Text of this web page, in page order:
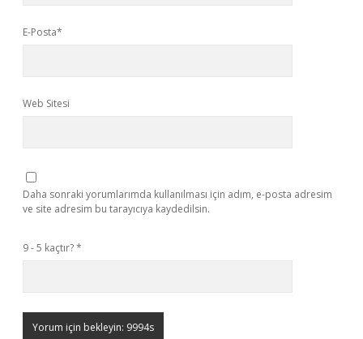
E-Posta*
Web Sitesi
Daha sonraki yorumlarımda kullanılması için adım, e-posta adresim
ve site adresim bu tarayıcıya kaydedilsin.
9 - 5 kaçtır?*